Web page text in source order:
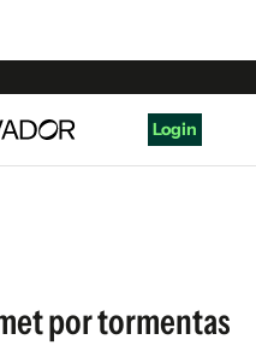
Login
por tormentas